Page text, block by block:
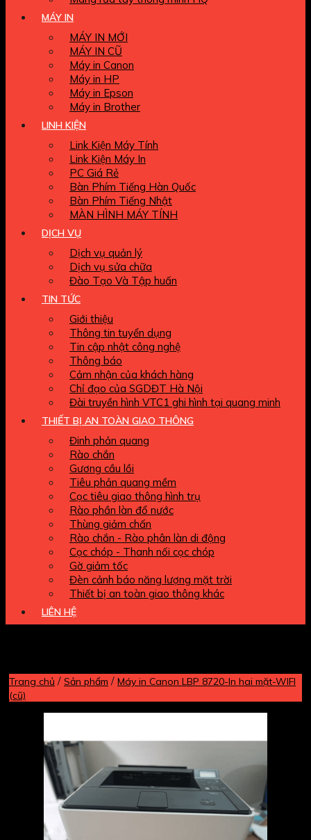
MÁY IN
MÁY IN MỚI
MÁY IN CŨ
Máy in Canon
Máy in HP
Máy in Epson
Máy in Brother
LINH KIỆN
Link Kiện Máy Tính
Link Kiện Máy In
PC Giá Rẻ
Bàn Phím Tiếng Hàn Quốc
Bàn Phím Tiếng Nhật
MÀN HÌNH MÁY TÍNH
DỊCH VỤ
Dịch vụ quản lý
Dịch vụ sửa chữa
Đào Tạo Và Tập huấn
TIN TỨC
Giới thiệu
Thông tin tuyển dụng
Tin cập nhật công nghệ
Thông báo
Cảm nhận của khách hàng
Chỉ đạo của SGDĐT Hà Nội
Đài truyền hình VTC1 ghi hình tại quang minh
THIẾT BỊ AN TOÀN GIAO THÔNG
Đinh phản quang
Rào chắn
Gương cầu lồi
Tiêu phản quang mềm
Cọc tiêu giao thông hình trụ
Rào phần làn đổ nước
Thùng giảm chấn
Rào chắn - Rào phân làn di động
Cọc chóp - Thanh nối cọc chóp
Gờ giảm tốc
Đèn cảnh báo năng lượng mặt trời
Thiết bị an toàn giao thông khác
LIÊN HỆ
Trang chủ / Sản phẩm / Máy in Canon LBP 8720-In hai mặt-WIFI
(cũ)